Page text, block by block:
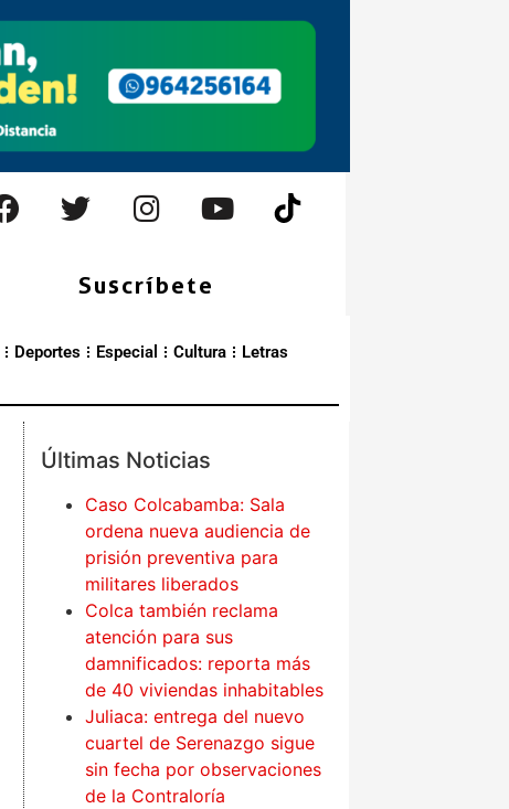
Suscríbete
Deportes Especial Cultura Letras
Últimas Noticias
Caso Colcabamba: Sala
ordena nueva audiencia de
prisión preventiva para
militares liberados
Colca también reclama
atención para sus
damnificados: reporta más
de 40 viviendas inhabitables
Juliaca: entrega del nuevo
cuartel de Serenazgo sigue
sin fecha por observaciones
de la Contraloría